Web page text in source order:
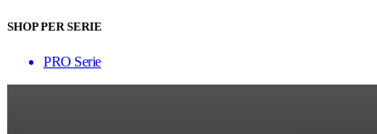
SHOP PER SERIE
PRO Serie